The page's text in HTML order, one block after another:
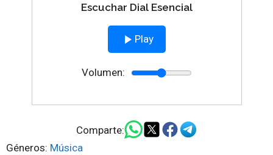
Escuchar Dial Esencial
Play
Volumen:
Comparte:
Géneros: Música